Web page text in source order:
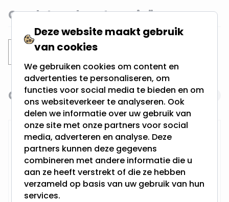
Gerelateerde categorieën
Inbouwspots Verdiepte spots
Navigating through the elements of the carousel is
Press to skip carousel
Gerelateerde producten
RTM Lighting LED Dimmer
Deze website maakt gebruik
van cookies
We gebruiken cookies om content en
advertenties te personaliseren, om
functies voor social media te bieden en om
ons websiteverkeer te analyseren. Ook
delen we informatie over uw gebruik van
onze site met onze partners voor social
media, adverteren en analyse. Deze
partners kunnen deze gegevens
combineren met andere informatie die u
aan ze heeft verstrekt of die ze hebben
verzameld op basis van uw gebruik van hun
services.